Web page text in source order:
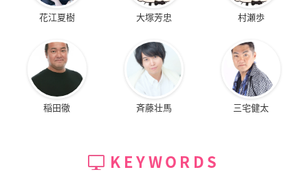
花江夏樹 大塚芳忠 村瀬歩
稲田徹 斉藤壮馬 三宅健太
KEYWORDS